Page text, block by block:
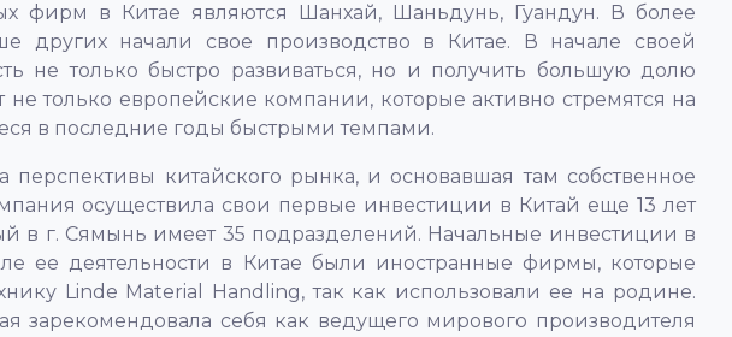
фирм в Китае являются Шанхай, Шаньдунь, Гуандун. В более
других начали свое производство в Китае. В начале своей
не только быстро развиваться, но и получить большую долю
только европейские компании, которые активно стремятся на
в последние годы быстрыми темпами.
китайского рынка, и основавшая там собственное
осуществила свои первые инвестиции в Китай еще 13 лет
в г. Сямынь имеет 35 подразделений. Начальные инвестиции в
ее деятельности в Китае были иностранные фирмы, которые
Linde Material Handling, так как использовали ее на родине.
зарекомендовала себя как ведущего мирового производителя